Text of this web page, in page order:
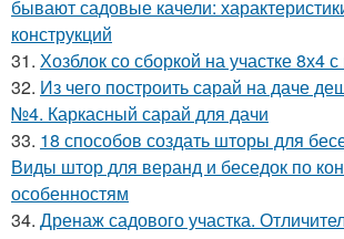
бывают садовые качели:
конструкций
31. Хозблок со сборкой на участке 8х4
32. Из чего построить сарай на даче
№4. Каркасный сарай для дачи
33. 18 способов создать шторы для
Виды штор для веранд и беседок по
особенностям
34. Дренаж садового участка.